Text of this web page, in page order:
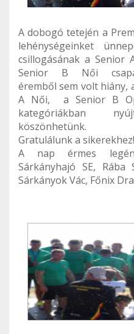
A dobogó tetején a
lehénységeinket
csillogásának a Senior
Senior B Női
éremből sem volt hiány,
A Női, a Senior B
kategóriákban
köszönhetünk.
Gratulálunk a sikerekhez!
A nap érmes
Sárkányhajó SE, Rába
Sárkányok Vác, Főnix